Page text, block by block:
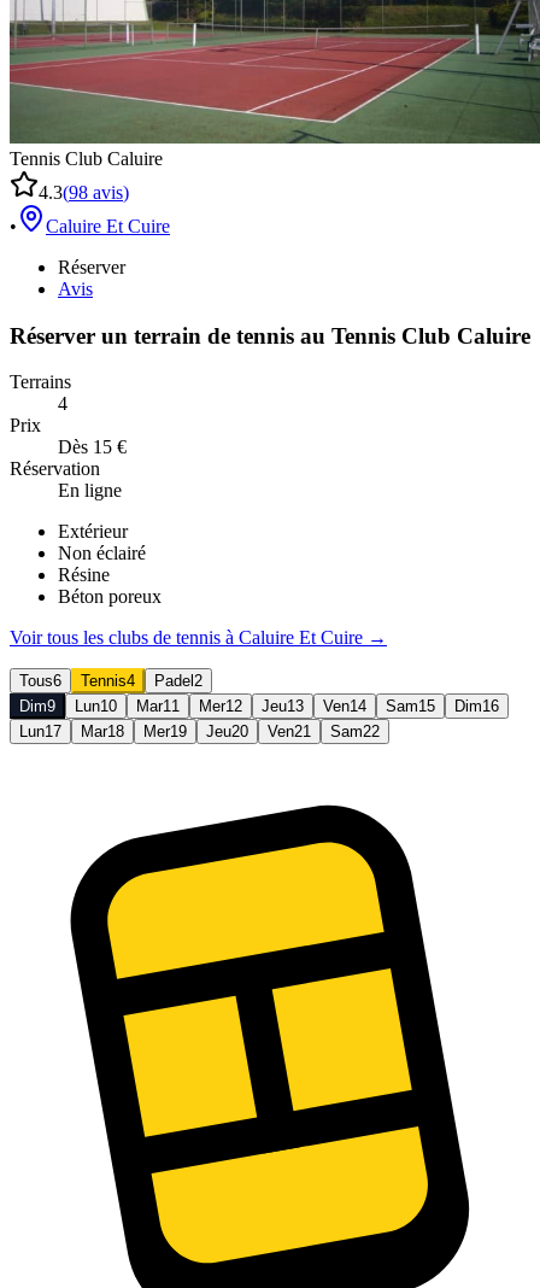
Tennis Club Caluire
4.3(98 avis)
•
Caluire Et Cuire
Réserver
Avis
Réserver un terrain de tennis au Tennis Club Caluire
Terrains
4
Prix
Dès 15 €
Réservation
En ligne
Extérieur
Non éclairé
Résine
Béton poreux
Voir tous les clubs de tennis à Caluire Et Cuire →
Tous6 Tennis4 Padel 2
Dim9 Lun10 Mar11 Mer12 Jeu13 Ven14 Sam15 Dim16
Lun17 Mar18 Mer19 Jeu20 Ven21 Sam22